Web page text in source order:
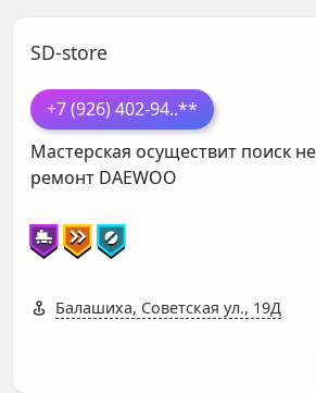
SD-store
+7 (926) 402-94..**
Мастерская осуществит поиск
ремонт DAEWOO
Балашиха, Советская ул., 19Д